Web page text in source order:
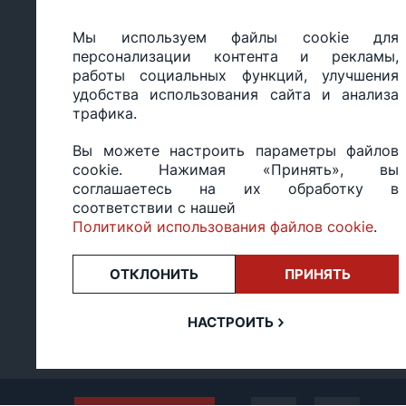
персональных
данных
Настройка политики
cookie
Юридический адрес: 220035, Республика Беларусь,
ул.Тимирязева 65Б, оф.1107Б
Свидетельство о государственной регистрации:
14.03.2017.
Регистрация в Торговом реестре: №494648 от
Заказы, оформленные в рабочий день после 18:00, а
или праздники, обрабатываются на следующий
Мы используем файлы cookie для
персонализации контента и рекламы,
работы социальных функций, улучшения
удобства использования сайта и анализа
трафика.
Вы можете настроить параметры файлов
cookie. Нажимая «Принять», вы
соглашаетесь на их обработку в
соответствии с нашей
Политикой использования файлов cookie.
ОТКЛОНИТЬ ПРИНЯТЬ
НАСТРОИТЬ